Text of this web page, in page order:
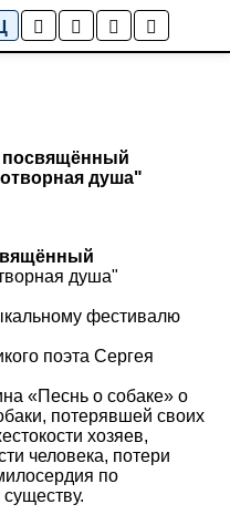
посвящённый
душа"
душа"
фестивалю
поэта Сергея
«Песнь о собаке» о
потерявшей своих
хозяев,
человека, потери
по